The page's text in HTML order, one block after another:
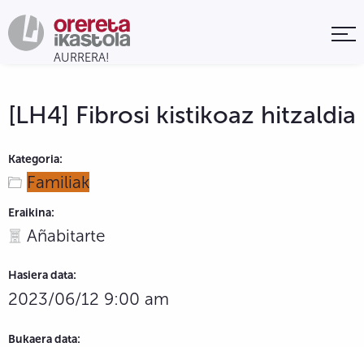
[LH4] Fibrosi kistikoaz hitzaldia
Kategoria:
Familiak
Eraikina:
Añabitarte
Hasiera data:
2023/06/12 9:00 am
Bukaera data: